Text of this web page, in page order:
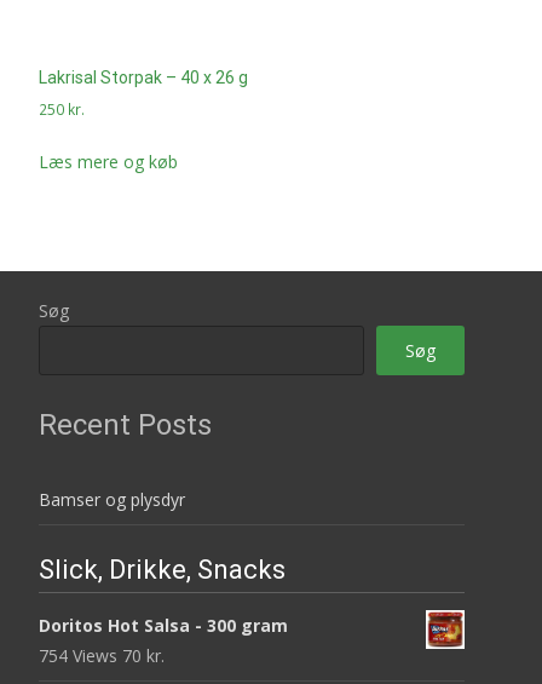
Lakrisal Storpak – 40 x 26 g
250 kr.
Læs mere og køb
Søg
Søg
Recent Posts
Bamser og plysdyr
Slick, Drikke, Snacks
Doritos Hot Salsa - 300 gram
754 Views 70 kr.